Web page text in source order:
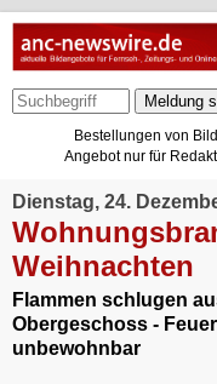
Meldung
Bestellungen von
Angebot nur für
Dienstag, 24.
Weihnachten
Flammen schlugen
Obergeschoss -
unbewohnbar